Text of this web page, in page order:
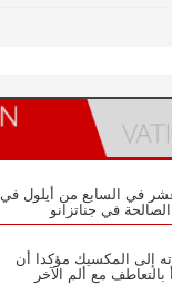
عشر في السابع من أيلول في
في جناتزانو
إلى المكسيك مؤكدا أن
مع ألم الآخر